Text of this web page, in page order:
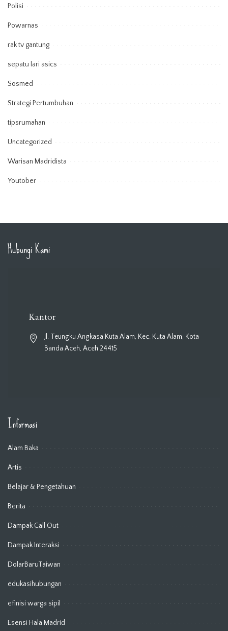
Polisi
Powarnas
rak tv gantung
sepatu lari asics
Sosmed
Strategi Pertumbuhan
tipsrumahan
Uncategorized
Warisan Madridista
Youtober
Hubungi Kami
Kantor
Jl. Teungku Angkasa Kuta Alam, Kec. Kuta Alam, Kota
Banda Aceh, Aceh 24415
Informasi
Alam Baka
Artis
Belajar & Pengetahuan
Berita
Dampak Call Out
Dampak Interaksi
DolarBaruTaiwan
edukasihubungan
efinisi warga sipil
Esensi Hala Madrid